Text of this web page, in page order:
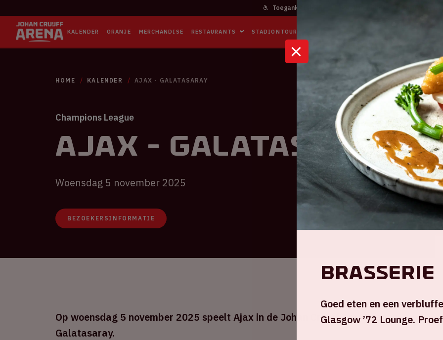
Toegankelijkheid
KALENDER ORANJE MERCHANDISE RESTAURANTS STADIONTOURS
HOME KALENDER AJAX - GALATASARAY
Champions League
Ajax - Galatasaray
Woensdag 5 november 2025
BEZOEKERSINFORMATIE
Op woensdag 5 november 2025 speelt Ajax in de Johan Cruijff ArenA tegen
Galatasaray.
Brasserie
Goed eten en een
Glasgow ’72 Lounge.